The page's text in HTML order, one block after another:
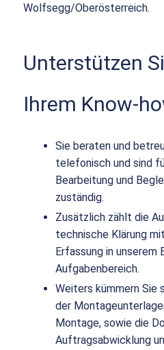
Wolfsegg/Oberösterreich.
Unterstützen
Ihrem Know-
Sie beraten und
telefonisch und sind
Bearbeitung und
zuständig.
Zusätzlich zählt die
technische Klärung
Erfassung in unserem
Aufgabenbereich.
Weiters kümmern Sie
der
Montage, sowie die
Auftragsabwicklung